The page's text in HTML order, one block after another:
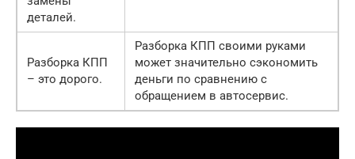
деталей.
Разборка КПП
– это дорого.
Разборка КПП своими руками
может значительно сэкономить
деньги по сравнению с
обращением в автосервис.